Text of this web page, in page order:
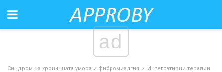
ad
Синдром на хроничната умора и фибромиалгия Интегративни терапии